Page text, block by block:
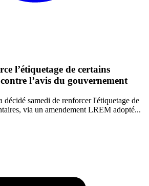
l’étiquetage de certains
l’avis du gouvernement
décidé samedi de renforcer l'étiquetage de
via un amendement LREM adopté...